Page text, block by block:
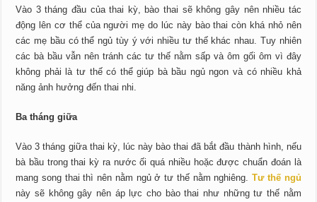
Vào 3 tháng đầu của thai kỳ, bào thai sẽ không gây nên nhiều tác
động lên cơ thể của người mẹ do lúc này bào thai còn khá nhỏ nên
các mẹ bầu có thể ngủ tùy ý với nhiều tư thế khác nhau. Tuy nhiên
các bà bầu vẫn nên tránh các tư thế nằm sấp và ôm gối ôm vì đây
không phải là tư thế có thể giúp bà bầu ngủ ngon và có nhiều khả
năng ảnh hưởng đến thai nhi.
Ba tháng giữa
Vào 3 tháng giữa thai kỳ, lúc này bào thai đã bắt đầu thành hình, nếu
bà bầu trong thai kỳ ra nước ối quá nhiều hoặc được chuẩn đoán là
mang song thai thì nên nằm ngủ ở tư thế nằm nghiêng.Tư thế ngủ
này sẽ không gây nên áp lực cho bào thai như những tư thế nằm